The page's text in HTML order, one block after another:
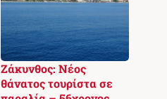
Ζάκυνθος: Νέος
θάνατος τουρίστα σε